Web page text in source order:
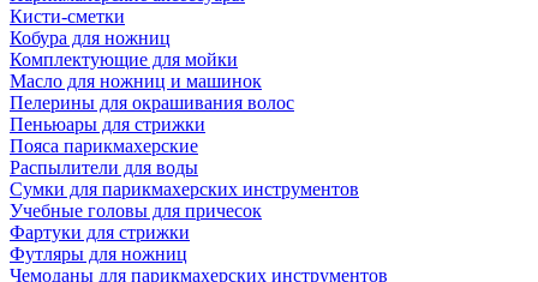
Кисти-сметки
Кобура для ножниц
Комплектующие для мойки
Масло для ножниц и машинок
Пелерины для окрашивания волос
Пеньюары для стрижки
Пояса парикмахерские
Распылители для воды
Сумки для парикмахерских инструментов
Учебные головы для причесок
Фартуки для стрижки
Футляры для ножниц
Чемоданы для парикмахерских инструментов